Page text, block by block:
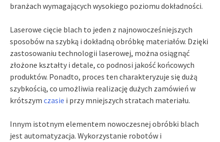
branżach wymagających wysokiego poziomu dokładności.
Laserowe cięcie blach to jeden z najnowocześniejszych
sposobów na szybką i dokładną obróbkę materiałów. Dzięki
zastosowaniu technologii laserowej, można osiągnąć
złożone kształty i detale, co podnosi jakość końcowych
produktów. Ponadto, proces ten charakteryzuje się dużą
szybkością, co umożliwia realizację dużych zamówień w
krótszym czasie i przy mniejszych stratach materiału.
Innym istotnym elementem nowoczesnej obróbki blach
jest automatyzacja. Wykorzystanie robotów i